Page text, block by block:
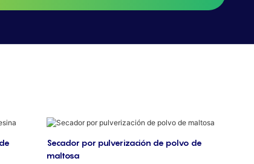
Secador por pulverización de polvo de
maltosa